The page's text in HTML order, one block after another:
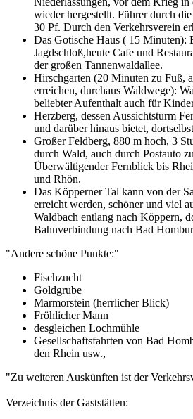
wieder hergestellt. Führer durch
30 Pf. Durch den Verkehrsverein
Das Gotische Haus ( 15 Minuten):
Jagdschloß,heute Cafe und
der großen Tannenwaldallee.
Hirschgarten (20 Minuten zu Fuß,
erreichen, durchaus Waldwege):
beliebter Aufenthalt auch für
Herzberg, dessen Aussichtsturm
und darüber hinaus bietet,
Großer Feldberg, 880 m hoch, 3
durch Wald, auch durch Postauto
Überwältigender Fernblick bis
und Rhön.
Das Köpperner Tal kann von der
erreicht werden, schöner und viel
Waldbach entlang nach Köppern,
Bahnverbindung nach Bad
"Andere schöne Punkte:"
Fischzucht
Goldgrube
Marmorstein (herrlicher Blick)
Fröhlicher Mann
desgleichen Lochmühle
Gesellschaftsfahrten von Bad
den Rhein usw.,
"Zu weiteren Auskünften ist der
Verzeichnis der Gaststätten: